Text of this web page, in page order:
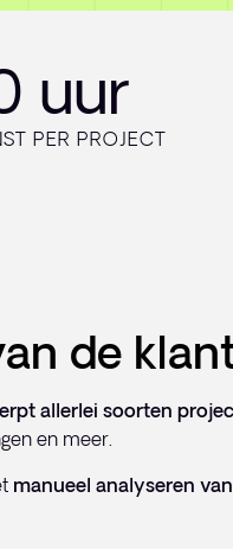
uur
PER PROJECT
de
allerlei soorten
en meer.
manueel analyseren